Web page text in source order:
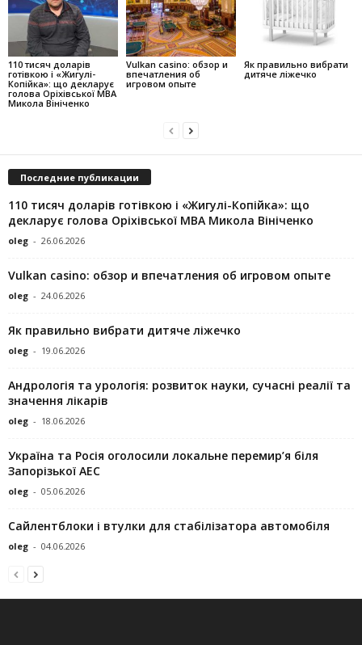
110 тисяч доларів
готівкою і «Жигулі-
Копійка»: що декларує
голова Оріхівської МВА
Микола Вініченко
Vulkan casino: обзор и
впечатления об
игровом опыте
Як правильно вибрати
дитяче ліжечко
Последние публикации
110 тисяч доларів готівкою і «Жигулі-Копійка»: що
декларує голова Оріхівської МВА Микола Вініченко
oleg - 26.06.2026
Vulkan casino: обзор и впечатления об игровом опыте
oleg - 24.06.2026
Як правильно вибрати дитяче ліжечко
oleg - 19.06.2026
Андрологія та урологія: розвиток науки, сучасні реалії та
значення лікарів
oleg - 18.06.2026
Україна та Росія оголосили локальне перемир’я біля
Запорізької АЕС
oleg - 05.06.2026
Сайлентблоки і втулки для стабілізатора автомобіля
oleg - 04.06.2026